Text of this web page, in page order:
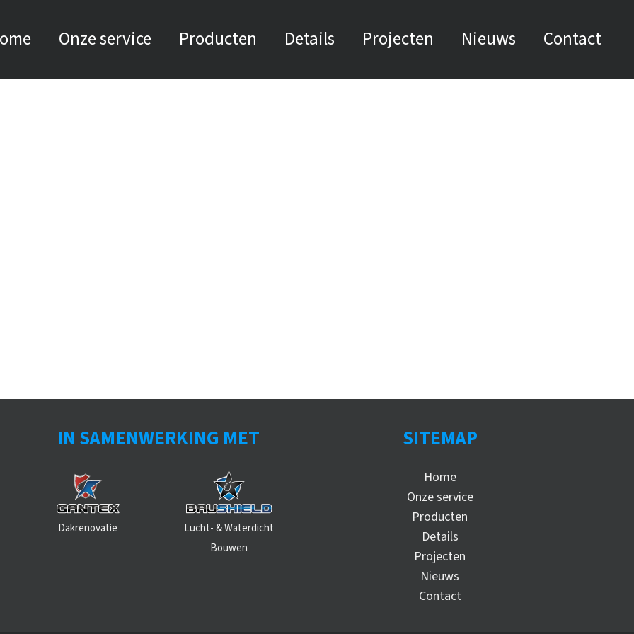
Onze service Producten Details Projecten Nieuws Contact
IN SAMENWERKING MET
Dakrenovatie
Lucht- & Waterdicht
Bouwen
SITEMAP
Home
Onze service
Producten
Details
Projecten
Nieuws
Contact